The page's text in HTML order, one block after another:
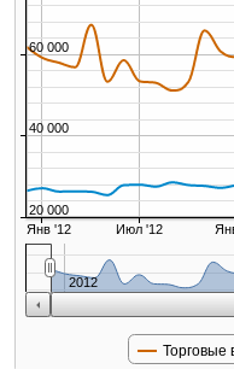
Торговые
Янв '12 Июл '12
20 000
40 000
60 000
2012